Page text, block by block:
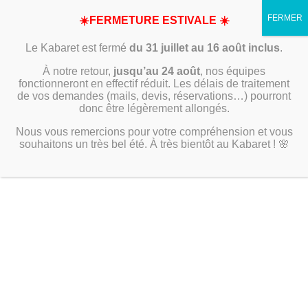
☀️FERMETURE ESTIVALE ☀️
Le Kabaret est fermé du 31 juillet au 16 août inclus.
À notre retour, jusqu’au 24 août, nos équipes
fonctionneront en effectif réduit. Les délais de traitement
de vos demandes (mails, devis, réservations…) pourront
donc être légèrement allongés.
Nous vous remercions pour votre compréhension et vous
souhaitons un très bel été. À très bientôt au Kabaret ! 🌸